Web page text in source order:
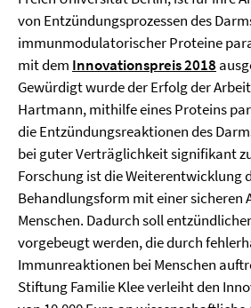
von Entzündungsprozessen des
immunmodulatorischer Proteine
mit dem Innovationspreis 2018
Gewürdigt wurde der Erfolg der
Hartmann, mithilfe eines Proteins
die Entzündungsreaktionen des
bei guter Verträglichkeit signifikant
Forschung ist die Weiterentwicklung
Behandlungsform mit einer sicheren
Menschen. Dadurch soll
vorgebeugt werden, die durch
Immunreaktionen bei Menschen
Stiftung Familie Klee verleiht den